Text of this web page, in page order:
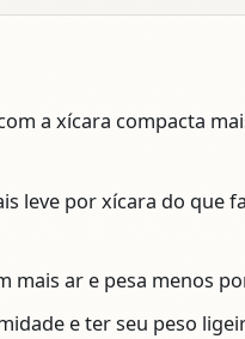
a xícara compacta
leve por xícara do que
mais ar e pesa menos
e ter seu peso